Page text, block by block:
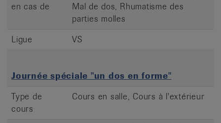
en cas de
Mal de dos, Rhumatisme des
parties molles
Ligue
VS
Journée spéciale "un dos en forme"
Type de
cours
Cours en salle, Cours à l'extérieur